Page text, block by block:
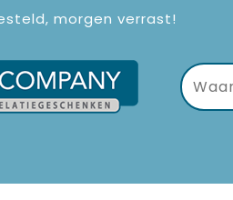
morgen verrast!
reviews(4,6/5)